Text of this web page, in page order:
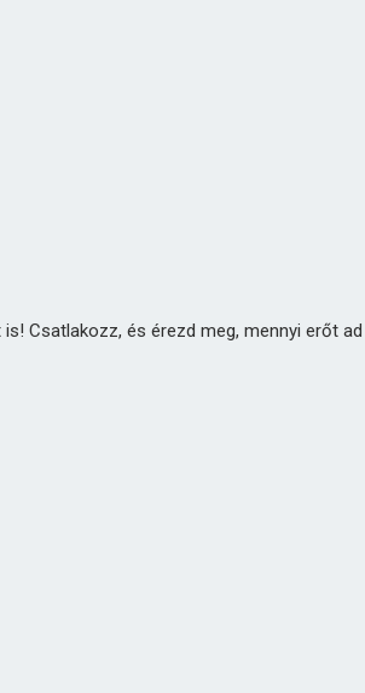
Csatlakozz, és érezd meg, mennyi erőt ad